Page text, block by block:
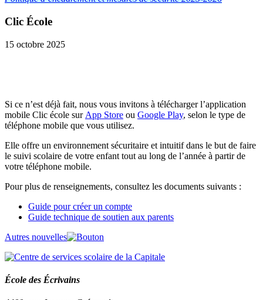
Clic École
15 octobre 2025
Si ce n’est déjà fait, nous vous invitons à télécharger l’application
mobile Clic école sur App Store ou Google Play, selon le type de
téléphone mobile que vous utilisez.
Elle offre un environnement sécuritaire et intuitif dans le but de faire
le suivi scolaire de votre enfant tout au long de l’année à partir de
votre téléphone mobile.
Pour plus de renseignements, consultez les documents suivants :
Guide pour créer un compte
Guide technique de soutien aux parents
Autres nouvelles
École des Écrivains